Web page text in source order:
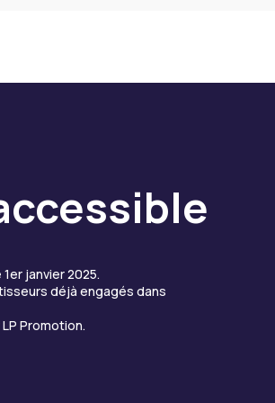
janvier 2025.
déjà engagés dans
Promotion.